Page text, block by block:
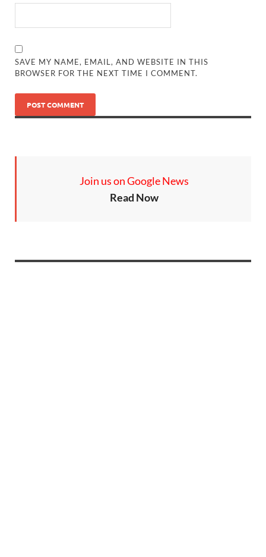
SAVE MY NAME, EMAIL, AND WEBSITE IN THIS
BROWSER FOR THE NEXT TIME I COMMENT.
Join us on Google News
Read Now